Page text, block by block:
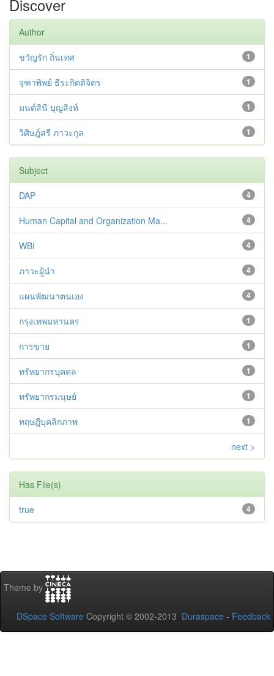
Discover
Author
1
ขวัญรัก ถิ่นเทศ
1
จุฑาพิพย์ ธีระกิตติจิตร
1
มนต์สินี บุญสิงห์
1
วิศิษฎ์สรี ภาวะกุล
Subject
4
DAP
4
Human Capital and Organization Ma...
4
WBI
4
ภาวะผู้นำ
4
แผนพัฒนาตนเอง
1
กรุงเทพมหานคร
1
การขาย
1
ทรัพยากรบุคคล
1
ทรัพยากรมนุษย์
1
ทฤษฎีบุคลิกภาพ
next >
Has File(s)
4
true
Theme by
DSpace Software Copyright © 2002-2013 Duraspace - Feedback